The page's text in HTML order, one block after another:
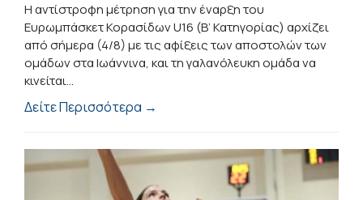
Η αντίστροφη μέτρηση για την έναρξη του
Ευρωμπάσκετ Κορασίδων U16 (Β’ Κατηγορίας) αρχίζει
από σήμερα (4/8) με τις αφίξεις των αποστολών των
ομάδων στα Ιωάννινα, και τη γαλανόλευκη ομάδα να
κινείται...
Δείτε Περισσότερα →